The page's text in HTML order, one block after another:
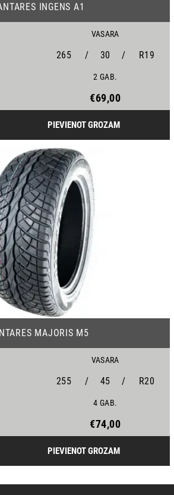
INGENS A1
VASARA
265 / 30 / R19
2 GAB.
€69,00
PIEVIENOT GROZAM
MAJORIS M5
VASARA
255 / 45 / R20
4 GAB.
€74,00
PIEVIENOT GROZAM